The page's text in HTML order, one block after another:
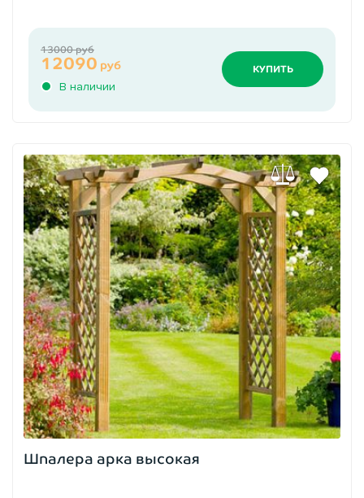
В наличии
12090 руб
13000 руб
КУПИТЬ
Шпалера арка высокая